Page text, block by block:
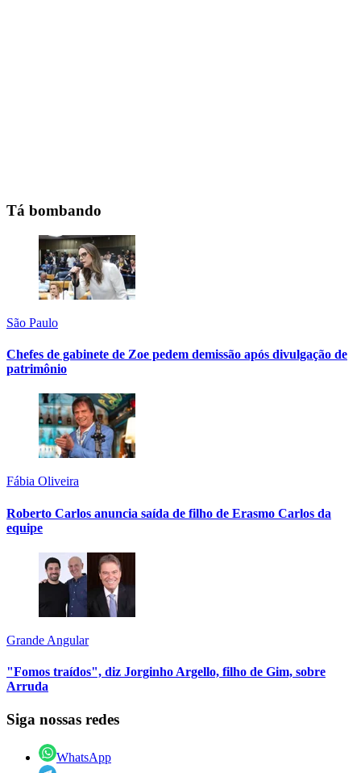
Tá bombando
São Paulo
Chefes de gabinete de Zoe pedem demissão após divulgação de
patrimônio
Fábia Oliveira
Roberto Carlos anuncia saída de filho de Erasmo Carlos da
equipe
Grande Angular
"Fomos traídos", diz Jorginho Argello, filho de Gim, sobre
Arruda
Siga nossas redes
WhatsApp